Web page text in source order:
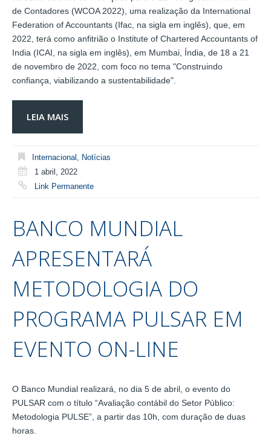
de Contadores (WCOA 2022), uma realização da International
Federation of Accountants (Ifac, na sigla em inglês), que, em
2022, terá como anfitrião o Institute of Chartered Accountants of
India (ICAI, na sigla em inglês), em Mumbai, Índia, de 18 a 21
de novembro de 2022, com foco no tema "Construindo
confiança, viabilizando a sustentabilidade".
LEIA MAIS
Internacional , Notícias
1 abril, 2022
Link Permanente
BANCO MUNDIAL
APRESENTARÁ
METODOLOGIA DO
PROGRAMA PULSAR EM
EVENTO ON-LINE
O Banco Mundial realizará, no dia 5 de abril, o evento do
PULSAR com o título “Avaliação contábil do Setor Público:
Metodologia PULSE”, a partir das 10h, com duração de duas
horas.